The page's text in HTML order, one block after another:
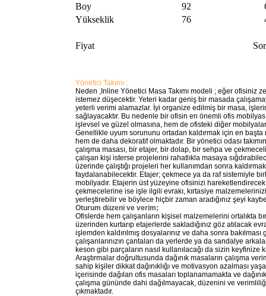
Boy
92
Yükseklik
76
Fiyat
Yönetici Takımı ;
Neden ,Inline Yönetici Masa Takımı modeli ; eğer ofisiniz
istemez düşecektir. Yeteri kadar geniş bir masada
yeterli verimi alamazlar. İyi organize edilmiş bir masa,
sağlayacaktır. Bu nedenle bir ofisin en önemli ofis
işlevsel ve güzel olmasına, hem de ofisteki diğer
Genellikle uyum sorununu ortadan kaldırmak için en
hem de daha dekoratif olmaktadır. Bir yönetici odası
çalışma masası, bir etajer, bir dolap, bir sehpa ve
çalışan kişi isterse projelerini rahatlıkla masaya
üzerinde çalıştığı projeleri her kullanımdan sonra
faydalanabilecektir. Etajer; çekmece ya da raf sistemiyle
mobilyadır. Etajerin üst yüzeyine ofisinizi
çekmecelerine ise işle ilgili evrakı, kırtasiye
yerleştirebilir ve böylece hiçbir zaman aradığınız şeyi
Oturum düzeni ve verim;
Ofislerde hem çalışanların kişisel malzemelerini ortalıkta
üzerinden kurtarıp etajerlerde sakladığınız göz atılacak
işlemden kaldırılmış dosyalarınız ve daha sonra
çalışanlarınızın çantaları da yerlerde ya da sandalye
keson gibi parçaların nasıl kullanılacağı da sizin keyfinize
Araştırmalar doğrultusunda dağınık masaların çalışma
sahip kişiler dikkat dağınıklığı ve motivasyon azalması
içerisinde dağılan ofis masaları toplanamamakta ve
çalışma gününde dahi dağılmayacak, düzenini ve
çıkmaktadır.